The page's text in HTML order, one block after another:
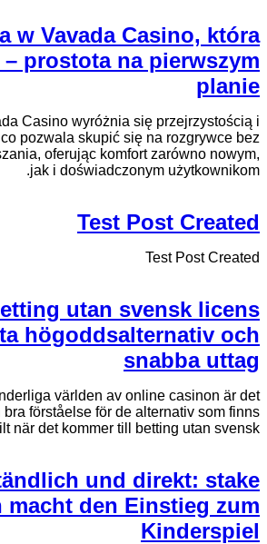
w Vavada Casino, która
– prostota na pierwszym
planie
Casino wyróżnia się przejrzystością i
pozwala skupić się na rozgrywce bez
oferując komfort zarówno nowym,
jak i doświadczonym użytkownikom.
Test Post Created
Test Post Created
utan svensk licens
högoddsalternativ och
snabba uttag
världen av online casinon är det
bra förståelse för de alternativ som finns
när det kommer till betting utan svensk...
und direkt: stake
macht den Einstieg zum
Kinderspiel